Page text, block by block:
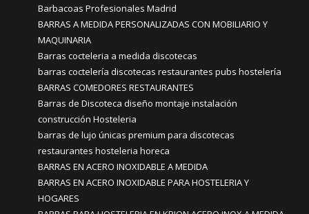
Barbacoas Profesionales Madrid
BARRAS A MEDIDA PERSONALIZADAS CON MOBILIARIO Y
MAQUINARIA
Barras cocteleria a medida discotecas
barras coctelería discotecas restaurantes pubs hostelería
BARRAS COMEDORES RESTAURANTES
Barras de Discoteca diseño montaje instalación
construcción Hosteleria
barras de lujo únicas premium para discotecas
restaurantes hosteleria horeca
BARRAS EN ACERO INOXIDABLE A MEDIDA
BARRAS EN ACERO INOXIDABLE PARA HOSTELERIA Y
HOGARES